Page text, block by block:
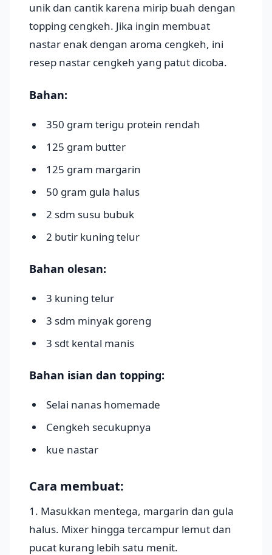
unik dan cantik karena mirip buah dengan
topping cengkeh. Jika ingin membuat
nastar enak dengan aroma cengkeh, ini
resep nastar cengkeh yang patut dicoba.
Bahan:
350 gram terigu protein rendah
125 gram butter
125 gram margarin
50 gram gula halus
2 sdm susu bubuk
2 butir kuning telur
Bahan olesan:
3 kuning telur
3 sdm minyak goreng
3 sdt kental manis
Bahan isian dan topping:
Selai nanas homemade
Cengkeh secukupnya
kue nastar
Cara membuat:
1. Masukkan mentega, margarin dan gula
halus. Mixer hingga tercampur lemut dan
pucat kurang lebih satu menit.